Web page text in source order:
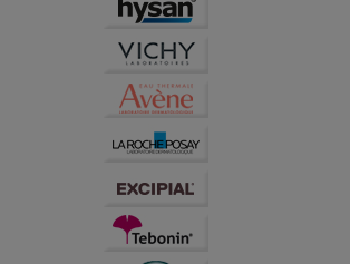
relevant für Sie zu gestalten.
Google oder soziale Medien